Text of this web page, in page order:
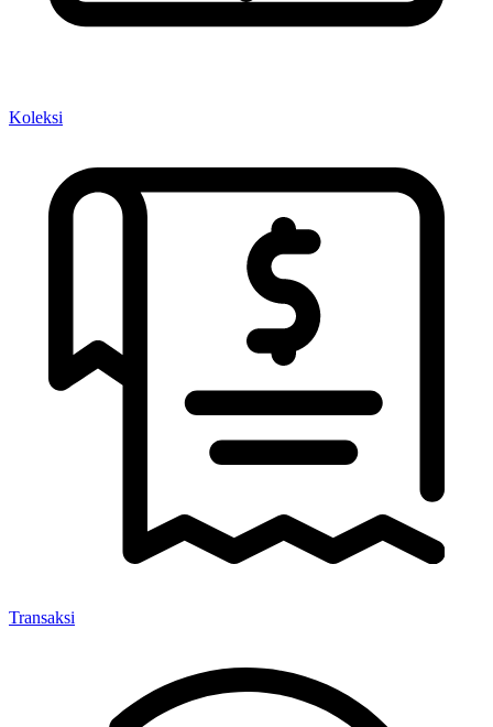
Koleksi
Transaksi